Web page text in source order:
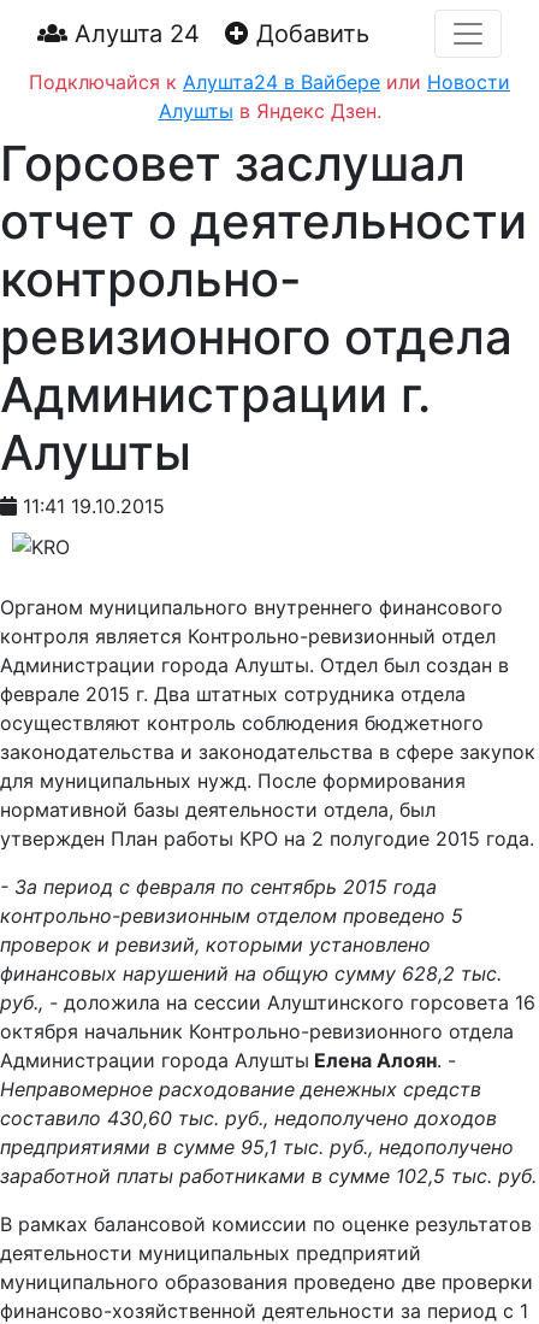
Алушта 24 Добавить
Подключайся к Алушта24 в Вайбере или Новости
Алушты в Яндекс Дзен.
Горсовет заслушал
отчет о деятельности
контрольно-
ревизионного отдела
Администрации г.
Алушты
11:41 19.10.2015
Органом муниципального внутреннего финансового
контроля является Контрольно-ревизионный отдел
Администрации города Алушты. Отдел был создан в
феврале 2015 г. Два штатных сотрудника отдела
осуществляют контроль соблюдения бюджетного
законодательства и законодательства в сфере закупок
для муниципальных нужд. После формирования
нормативной базы деятельности отдела, был
утвержден План работы КРО на 2 полугодие 2015 года.
- За период с февраля по сентябрь 2015 года
контрольно-ревизионным отделом проведено 5
проверок и ревизий, которыми установлено
финансовых нарушений на общую сумму 628,2 тыс.
руб., - доложила на сессии Алуштинского горсовета 16
октября начальник Контрольно-ревизионного отдела
Администрации города Алушты Елена Алоян. -
Неправомерное расходование денежных средств
составило 430,60 тыс. руб., недополучено доходов
предприятиями в сумме 95,1 тыс. руб., недополучено
заработной платы работниками в сумме 102,5 тыс. руб.
В рамках балансовой комиссии по оценке результатов
деятельности муниципальных предприятий
муниципального образования проведено две проверки
финансово-хозяйственной деятельности за период с 1